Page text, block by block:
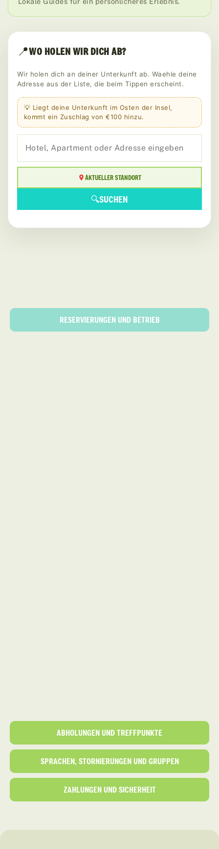
📍WO HOLEN WIR DICH AB?
Wir holen dich an deiner Unterkunft ab. Waehle deine
Adresse aus der Liste, die beim Tippen erscheint.
💡 Liegt deine Unterkunft im Osten der Insel,
kommt ein Zuschlag von €100 hinzu.
AKTUELLER STANDORT
🔍SUCHEN
RESERVIERUNGEN UND BETRIEB
ABHOLUNGEN UND TREFFPUNKTE
SPRACHEN, STORNIERUNGEN UND GRUPPEN
ZAHLUNGEN UND SICHERHEIT